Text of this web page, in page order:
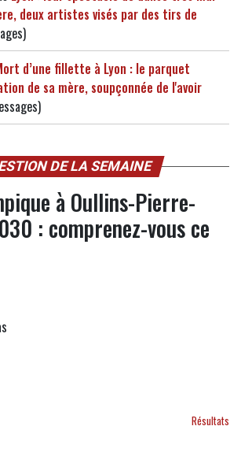
deux artistes visés par des tirs de
d’une fillette à Lyon : le parquet
de sa mère, soupçonnée de l'avoir
DE LA SEMAINE
à Oullins-Pierre-
: comprenez-vous ce
Résultats